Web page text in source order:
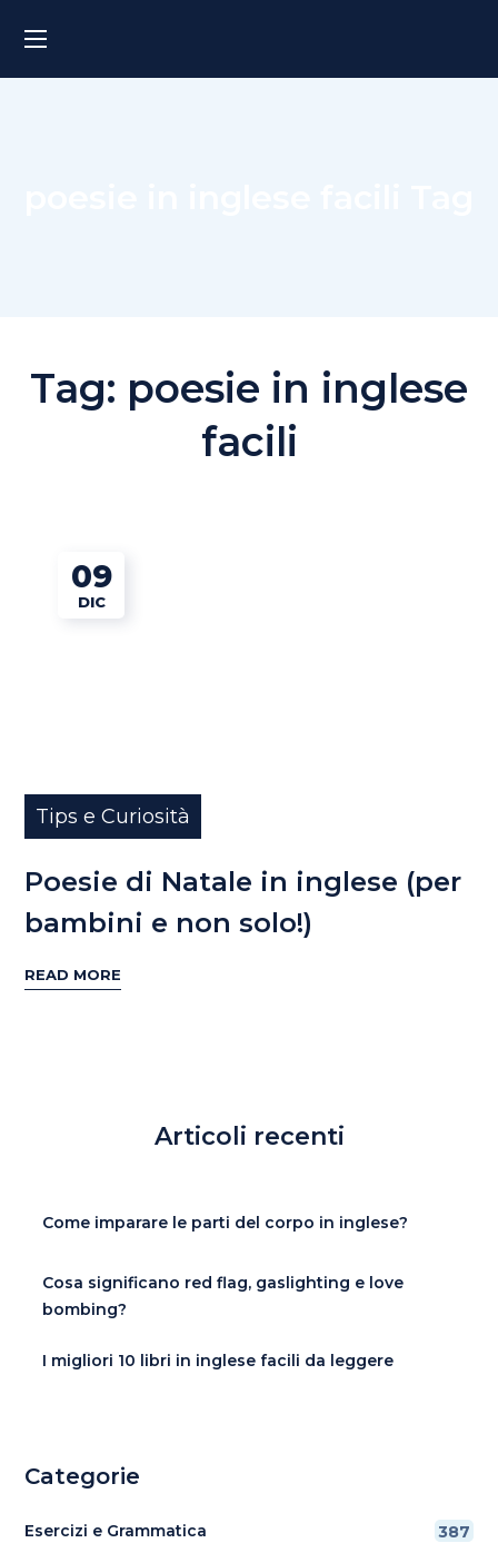
Tag: poesie in inglese
facili
09
DIC
Tips e Curiosità
Poesie di Natale in inglese (per
bambini e non solo!)
READ MORE
Articoli recenti
Come imparare le parti del corpo in inglese?
Cosa significano red flag, gaslighting e love
bombing?
I migliori 10 libri in inglese facili da leggere
Categorie
Esercizi e Grammatica 387